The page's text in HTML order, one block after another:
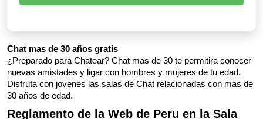
Chat mas de 30 años gratis
¿Preparado para Chatear? Chat mas de 30 te permitira conocer
nuevas amistades y ligar con hombres y mujeres de tu edad.
Disfruta con jovenes las salas de Chat relacionadas con mas de
30 años de edad.
Reglamento de la Web de Peru en la Sala